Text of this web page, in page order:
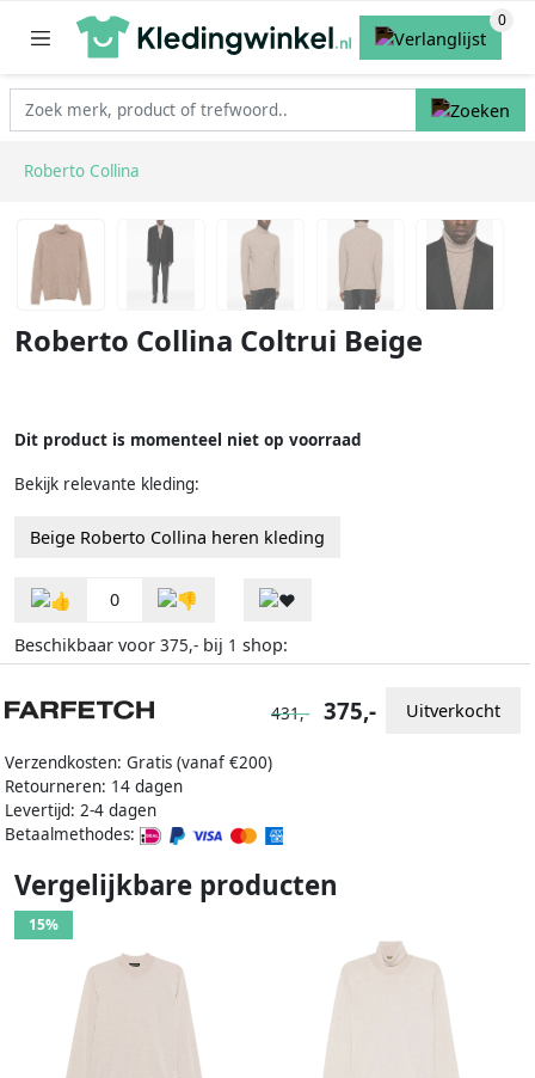
Roberto Collina
Roberto Collina Coltrui Beige
Dit product is momenteel niet op voorraad
Bekijk relevante kleding:
Beige Roberto Collina heren kleding
0
Beschikbaar voor 375,- bij 1 shop:
Verzendkosten: Gratis (vanaf €200)
Retourneren: 14 dagen
Levertijd: 2-4 dagen
Betaalmethodes:
431,- 375,- Uitverkocht
Vergelijkbare producten
15%